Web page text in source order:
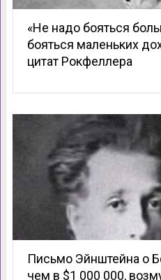
«Не надо бояться
бояться маленьких
цитат Рокфеллера
Письмо Эйнштейна о
чем в $1 000 000,